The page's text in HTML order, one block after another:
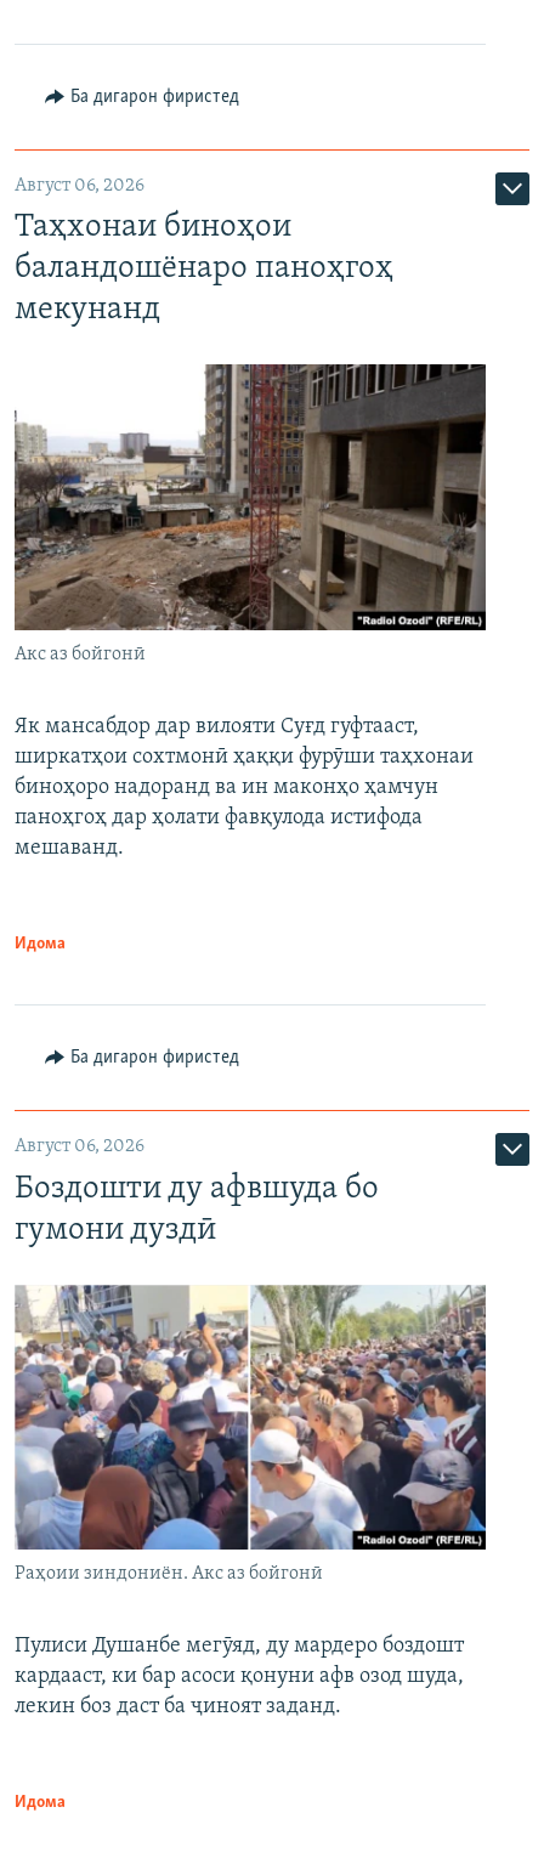
Ба дигарон фиристед
Август 06, 2026
Таҳхонаи биноҳои
баландошёнаро паноҳгоҳ
мекунанд
Акс аз бойгонӣ
Як мансабдор дар вилояти Суғд гуфтааст,
ширкатҳои сохтмонӣ ҳаққи фурӯши таҳхонаи
биноҳоро надоранд ва ин маконҳо ҳамчун
паноҳгоҳ дар ҳолати фавқулода истифода
мешаванд.
Идома
Ба дигарон фиристед
Август 06, 2026
Боздошти ду афвшуда бо
гумони дуздӣ
Раҳоии зиндониён. Акс аз бойгонӣ
Пулиси Душанбе мегӯяд, ду мардеро боздошт
кардааст, ки бар асоси қонуни афв озод шуда,
лекин боз даст ба ҷиноят заданд.
Идома